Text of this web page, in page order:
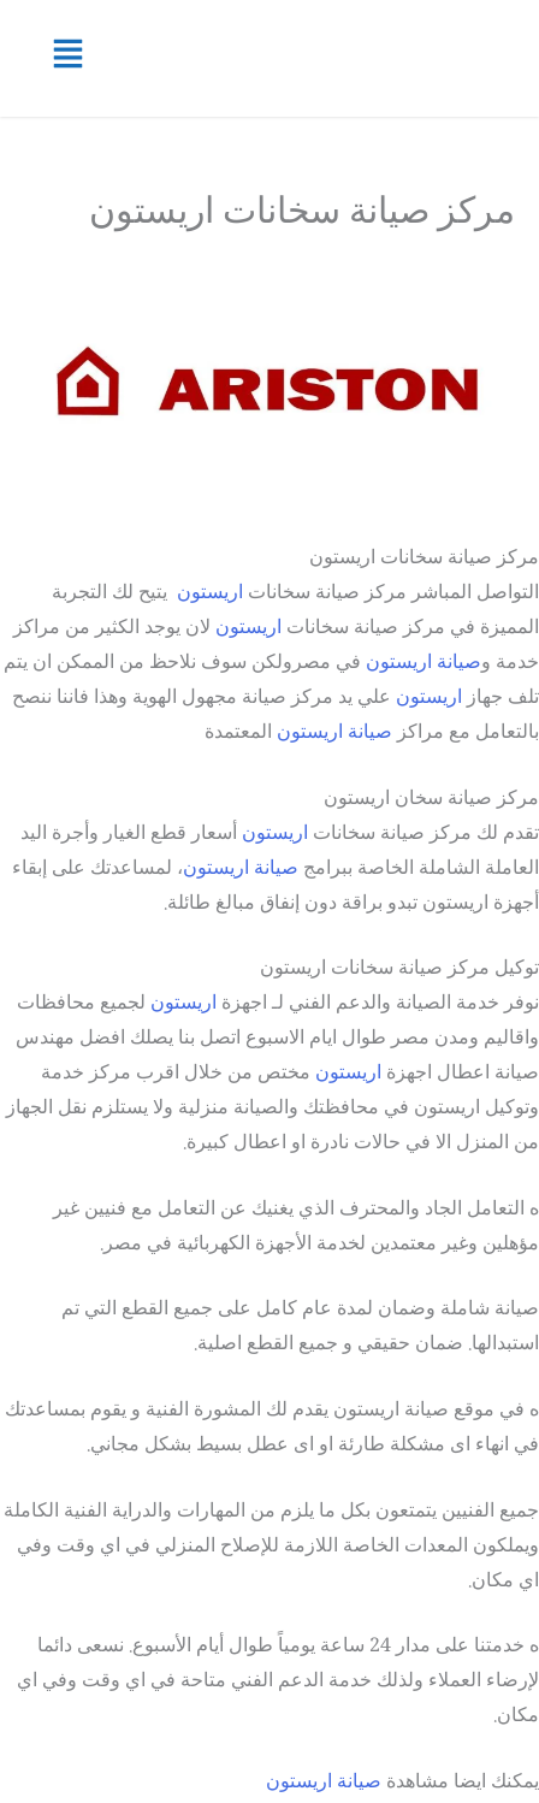
القائمة
مركز صيانة سخانات اريستون
مركز صيانة سخانات اريستون
التواصل المباشر مركز صيانة سخانات اريستون يتيح لك التجربة
المميزة في مركز صيانة سخانات اريستون لان يوجد الكثير من مراكز
خدمة وصيانة اريستون في مصرولكن سوف نلاحظ من الممكن ان يتم
تلف جهازاريستون علي يد مركز صيانة مجهول الهوية وهذا فاننا ننصح
بالتعامل مع مراكزصيانة اريستون المعتمدة
مركز صيانة سخان اريستون
تقدم لك مركز صيانة سخانات اريستونأسعار قطع الغيار وأجرة اليد
العاملة الشاملة الخاصة ببرامج صيانة اريستون، لمساعدتك على إبقاء
أجهزة اريستون تبدو براقة دون إنفاق مبالغ طائلة.
توكيل مركز صيانة سخانات اريستون
نوفر خدمة الصيانة والدعم الفني لـ اجهزة اريستون لجميع محافظات
واقاليم ومدن مصر طوال ايام الاسبوع اتصل بنا يصلك افضل مهندس
صيانة اعطال اجهزة اريستون مختص من خلال اقرب مركز خدمة
وتوكيل اريستون في محافظتك والصيانة منزلية ولا يستلزم نقل الجهاز
من المنزل الا في حالات نادرة او اعطال كبيرة.
ه التعامل الجاد والمحترف الذي يغنيك عن التعامل مع فنيين غير
مؤهلين وغير معتمدين لخدمة الأجهزة الكهربائية في مصر.
صيانة شاملة وضمان لمدة عام كامل على جميع القطع التي تم
استبدالها. ضمان حقيقي و جميع القطع اصلية.
ه في موقع صيانة اريستون يقدم لك المشورة الفنية و يقوم بمساعدتك
في انهاء اى مشكلة طارئة او اى عطل بسيط بشكل مجاني.
جميع الفنيين يتمتعون بكل ما يلزم من المهارات والدراية الفنية الكاملة
ويملكون المعدات الخاصة اللازمة للإصلاح المنزلي في اي وقت وفي
اي مكان.
ه خدمتنا على مدار 24 ساعة يومياً طوال أيام الأسبوع. نسعى دائما
لإرضاء العملاء ولذلك خدمة الدعم الفني متاحة في اي وقت وفي اي
مكان.
يمكنك ايضا مشاهدة صيانة اريستون